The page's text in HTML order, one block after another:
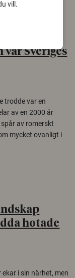
var Sveriges
trodde var en
av en 2000 år
av romerskt
mycket ovanligt i
hotade
i sin närhet, men
vill.